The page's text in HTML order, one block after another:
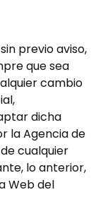
sin previo aviso,
que sea
cambio
dicha
la Agencia de
cualquier
lo anterior,
Web del